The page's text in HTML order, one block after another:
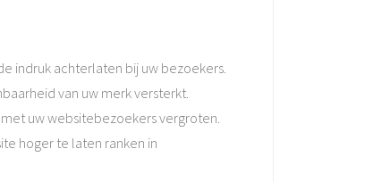
indruk achterlaten bij uw bezoekers.
van uw merk versterkt.
uw websitebezoekers vergroten.
hoger te laten ranken in